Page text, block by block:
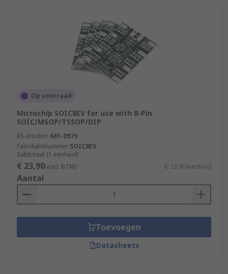
Op voorraad
Microchip SOIC8EV for use with 8-Pin
SOIC/MSOP/TSSOP/DIP
RS-stocknr. 681-0979
Fabrikantnummer SOIC8EV
Subtotaal (1 eenheid)
€ 23,90(excl. BTW) € 23,90/eenheid
Aantal
Toevoegen
Datasheets